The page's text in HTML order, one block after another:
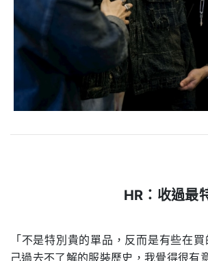
HR： 收過最
「不是特別貴的單品，反而是有些在
己過去不了解的服裝歷史，我覺得很有